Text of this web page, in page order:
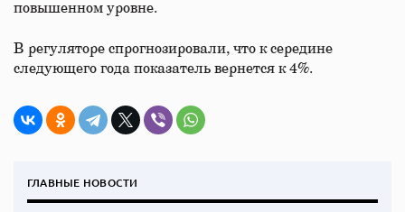
повышенном уровне.
В регуляторе спрогнозировали, что к середине
следующего года показатель вернется к 4%.
ГЛАВНЫЕ НОВОСТИ